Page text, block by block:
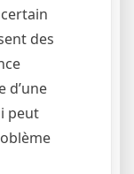
des
d’une
peut